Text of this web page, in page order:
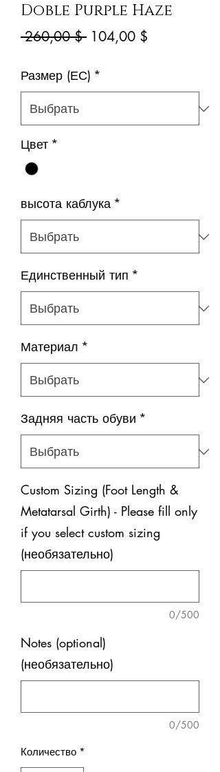
Doble Purple Haze
260,00 $ Обычная
104,00 $
Размер (ЕС) *
Цвет *
высота каблука *
Единственный тип *
Материал *
Задняя часть обуви *
Custom Sizing (Foot Length &
Metatarsal Girth) - Please fill only
if you select custom sizing
(необязательно)
0/500
Notes (optional)
(необязательно)
0/500
Количество *